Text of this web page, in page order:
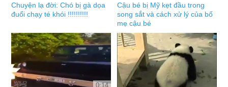
Chuyện lạ đời: Chó bị gà dọa
đuổi chạy té khói !!!!!!!!!!
Cậu bé bị Mỹ kẹt đầu trong
song sắt và cách xử lý của bố
mẹ cậu bé
0:14